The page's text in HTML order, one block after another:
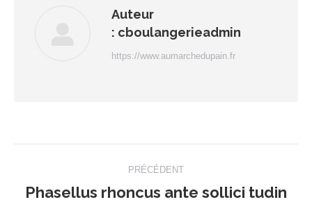
Auteur
: cboulangerieadmin
https://www.aumarchedupain.fr
article
PRÉCÉDENT
Article
Phasellus rhoncus ante sollici tudin